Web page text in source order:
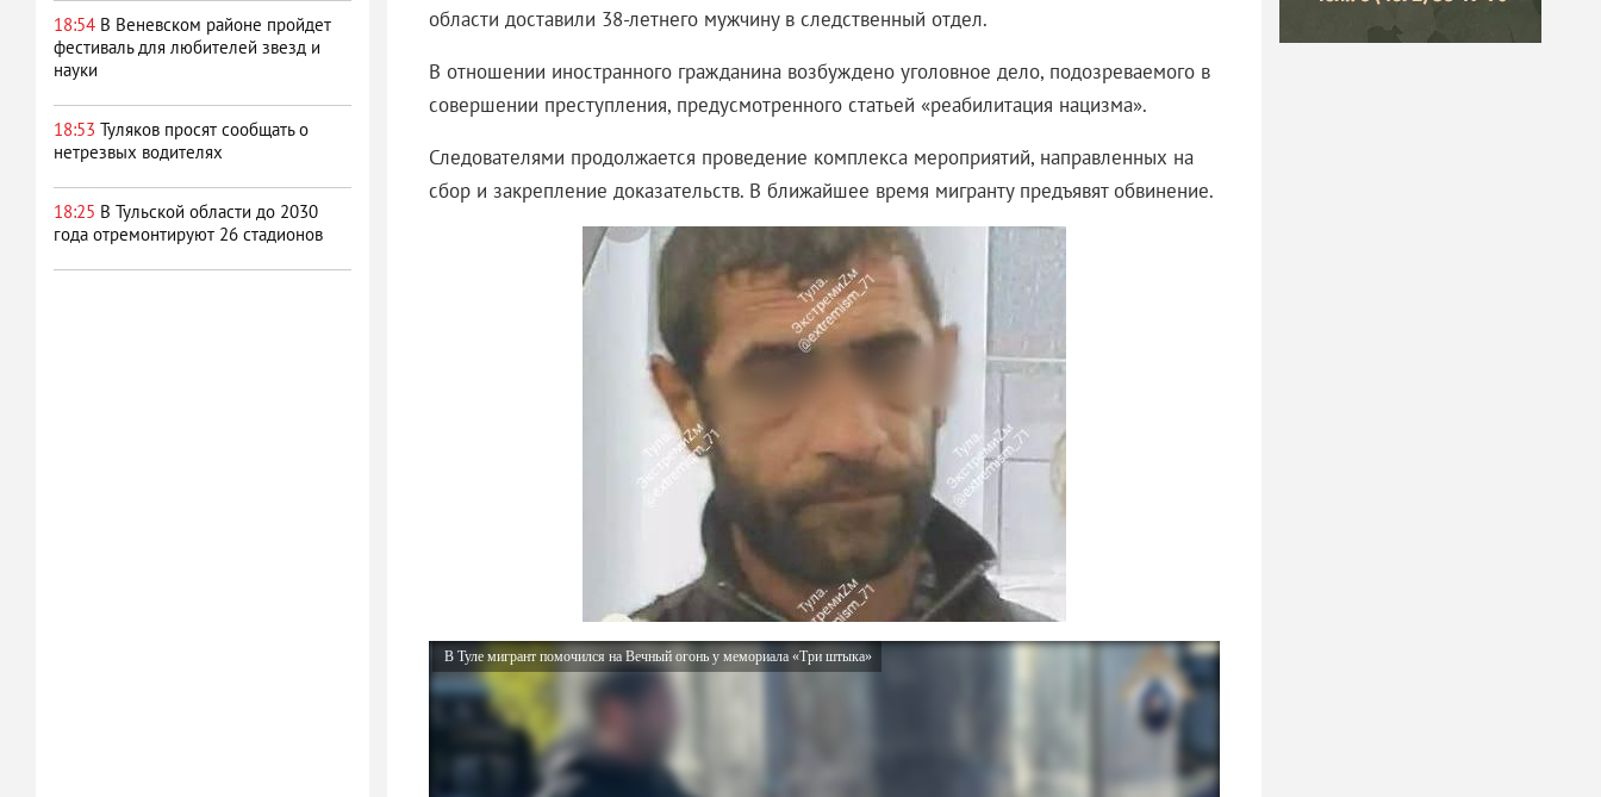
18:54 В Веневском районе пройдет
фестиваль для любителей звезд и
науки
18:53 Туляков просят сообщать о
нетрезвых водителях
18:25 В Тульской области до 2030
года отремонтируют 26 стадионов
области доставили 38-летнего мужчину в следственный отдел.
В отношении иностранного гражданина возбуждено уголовное дело, подозреваемого в
совершении преступления, предусмотренного статьей «реабилитация нацизма».
Следователями продолжается проведение комплекса мероприятий, направленных на
сбор и закрепление доказательств. В ближайшее время мигранту предъявят обвинение.
В Туле мигрант помочился на Вечный огонь у мемориала «Три штыка»